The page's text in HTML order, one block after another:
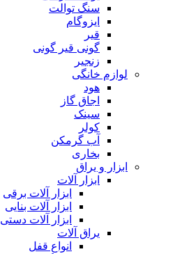
سنگ توالت
ایزوگام
قیر
گونی قیر گونی
زنجیر
لوازم خانگی
هود
اجاق گاز
سینک
کولر
آب گرمکن
بخاری
ابزار و یراق
ابزار آلات
ابزار آلات برقی
ابزار آلات بنایی
ابزار آلات دستی
یراق آلات
انواع قفل